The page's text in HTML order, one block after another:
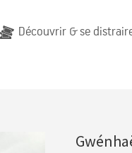
Découvrir & se